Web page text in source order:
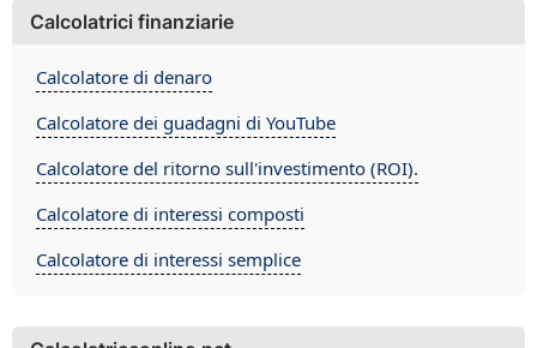
Calcolatrici finanziarie
Calcolatore di denaro
Calcolatore dei guadagni di YouTube
Calcolatore del ritorno sull'investimento (ROI).
Calcolatore di interessi composti
Calcolatore di interessi semplice